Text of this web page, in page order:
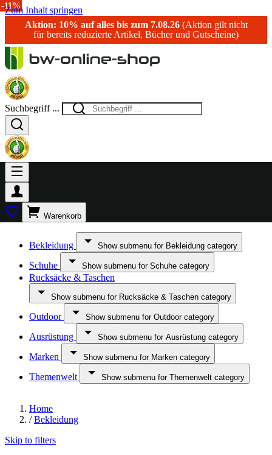
Zum Inhalt springen
Aktion: 10% auf alles bis zum 7.08.26(Aktion gilt nicht
für bereits reduzierte Artikel, Bücher und Gutscheine)
Suchbegriff ...
Warenkorb
Bekleidung Show submenu for Bekleidung category
Schuhe Show submenu for Schuhe category
Rucksäcke & Taschen
Show submenu for Rucksäcke & Taschen category
Outdoor Show submenu for Outdoor category
Ausrüstung Show submenu for Ausrüstung category
Marken Show submenu for Marken category
Themenwelt Show submenu for Themenwelt category
Home
/ Bekleidung
Skip to filters
-11%
-11%